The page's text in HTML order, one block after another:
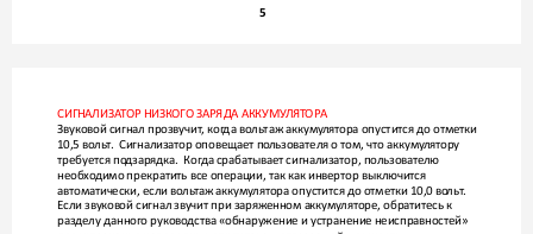
5
СИГНАЛИЗАТОР НИЗКОГО ЗАРЯДА АККУМУЛЯТОРА
Звуковой сигнал прозвучит, когда вольтаж аккумулятора опустится до отметки
10,5 вольт.  Сигнализатор оповещает пользователя о том, что аккумулятору
требуется подзарядка.  Когда срабатывает сигнализатор, пользователю
необходимо прекратить все операции, так как инвертор выключится
автоматически, если вольтаж аккумулятора опустится до отметки 10,0 вольт.
Если звуковой сигнал звучит при заряженном аккумуляторе, обратитесь к
разделу данного руководства «обнаружение и устранение неисправностей»